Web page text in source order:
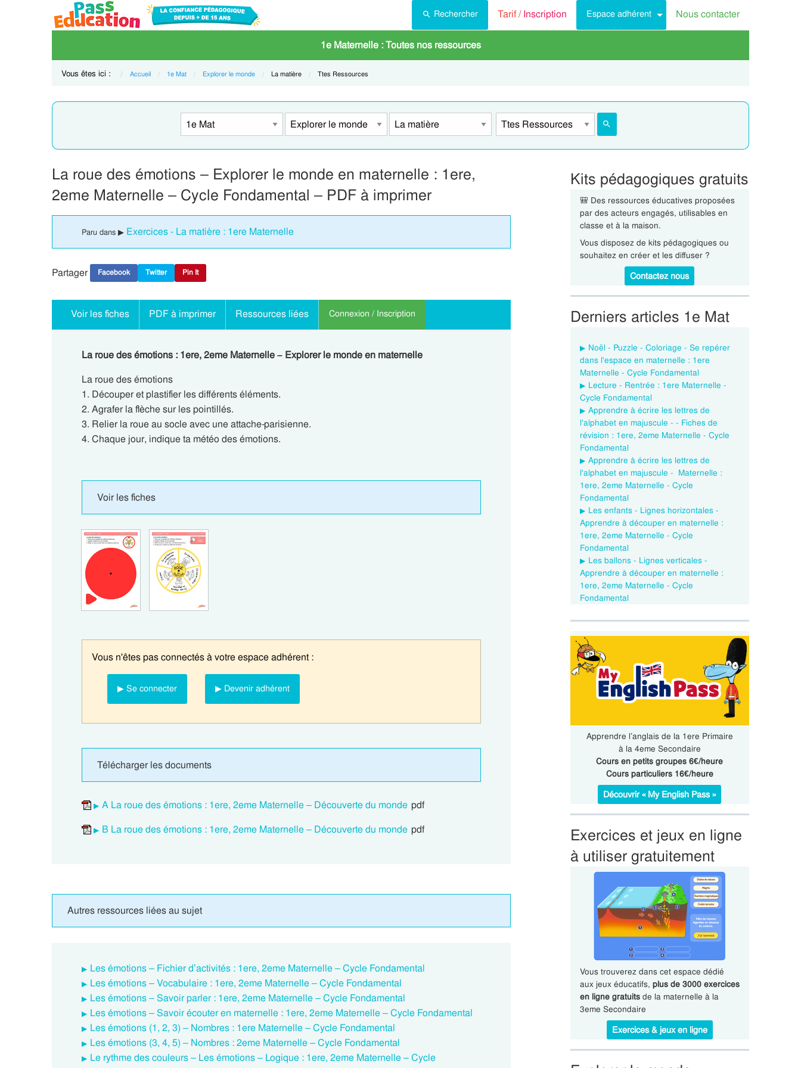
Rechercher Tarif /Inscription Espace adhérent Nous contacter
1e Maternelle : Toutes nos ressources
Vous êtes ici : Accueil 1e Mat Explorer le monde Current:
La matière Current:
Ttes Ressources
La roue des émotions – Explorer le monde en maternelle : 1ere,
2eme Maternelle – Cycle Fondamental – PDF à imprimer
Paru dans ▶ Exercices - La matière : 1ere Maternelle
Partager Facebook Twitter Pin It
Voir les fiches PDF à imprimer Ressources liées Connexion / Inscription
La roue des émotions : 1ere, 2eme Maternelle – Explorer le monde en maternelle
La roue des émotions
1. Découper et plastifier les différents éléments.
2. Agrafer la flèche sur les pointillés.
3. Relier la roue au socle avec une attache-parisienne.
4. Chaque jour, indique ta météo des émotions.
Voir les fiches
Vous n'êtes pas connectés à votre espace adhérent :
▶ Se connecter ▶ Devenir adhérent
Télécharger les documents
A La roue des émotions : 1ere, 2eme Maternelle – Découverte du monde pdf
B La roue des émotions : 1ere, 2eme Maternelle – Découverte du monde pdf
Autres ressources liées au sujet
Les émotions – Fichier d’activités : 1ere, 2eme Maternelle – Cycle Fondamental
Les émotions – Vocabulaire : 1ere, 2eme Maternelle – Cycle Fondamental
Les émotions – Savoir parler : 1ere, 2eme Maternelle – Cycle Fondamental
Les émotions – Savoir écouter en maternelle : 1ere, 2eme Maternelle – Cycle Fondamental
Les émotions (1, 2, 3) – Nombres : 1ere Maternelle – Cycle Fondamental
Les émotions (3, 4, 5) – Nombres : 2eme Maternelle – Cycle Fondamental
Le rythme des couleurs – Les émotions – Logique : 1ere, 2eme Maternelle – Cycle
Kits pédagogiques gratuits
🎒 Des ressources éducatives proposées
par des acteurs engagés, utilisables en
classe et à la maison.
Vous disposez de kits pédagogiques ou
souhaitez en créer et les diffuser ?
Contactez nous
Derniers articles 1e Mat
Noël - Puzzle - Coloriage - Se repérer
dans l'espace en maternelle : 1ere
Maternelle - Cycle Fondamental
Lecture - Rentrée : 1ere Maternelle -
Cycle Fondamental
Apprendre à écrire les lettres de
l'alphabet en majuscule - - Fiches de
révision : 1ere, 2eme Maternelle - Cycle
Fondamental
Apprendre à écrire les lettres de
l'alphabet en majuscule - Maternelle :
1ere, 2eme Maternelle - Cycle
Fondamental
Les enfants - Lignes horizontales -
Apprendre à découper en maternelle :
1ere, 2eme Maternelle - Cycle
Fondamental
Les ballons - Lignes verticales -
Apprendre à découper en maternelle :
1ere, 2eme Maternelle - Cycle
Fondamental
Apprendre l’anglais de la 1ere Primaire
à la 4eme Secondaire
Cours en petits groupes 6€/heure
Cours particuliers 16€/heure
Découvrir « My English Pass »
Exercices et jeux en ligne
à utiliser gratuitement
Vous trouverez dans cet espace dédié
aux jeux éducatifs, plus de 3000 exercices
en ligne gratuitsde la maternelle à la
3eme Secondaire
Exercices & jeux en ligne